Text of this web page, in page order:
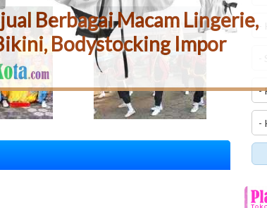
Berbagai Macam Lingerie,
Bodystocking Impor